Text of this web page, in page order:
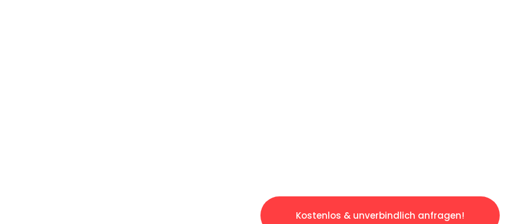
Kostenlos & unverbindlich anfragen!